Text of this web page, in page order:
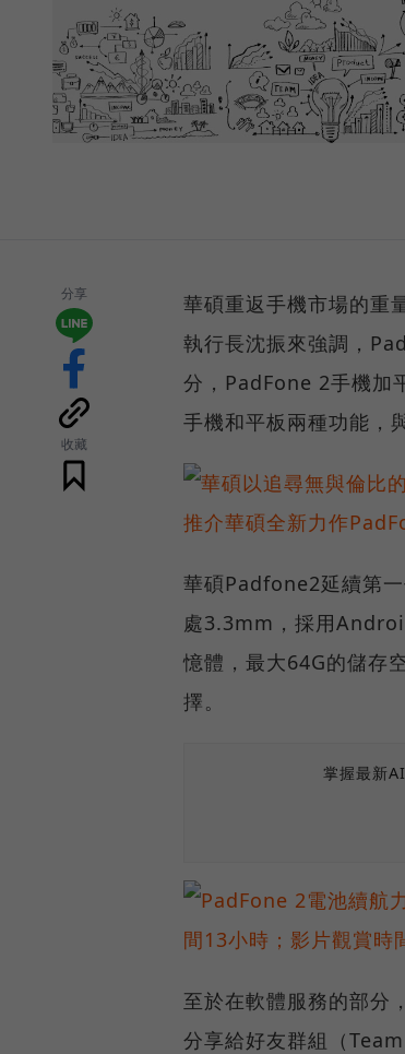
分享
收藏
華碩重返手機市場的重
執行長沈振來強調，
分，PadFone 2手機加
手機和平板兩種功能，
華碩Padfone2延續第
處3.3mm，採用
憶體，最大64G的儲存
擇。
掌握最新
至於在軟體服務的部分
分享給好友群組（